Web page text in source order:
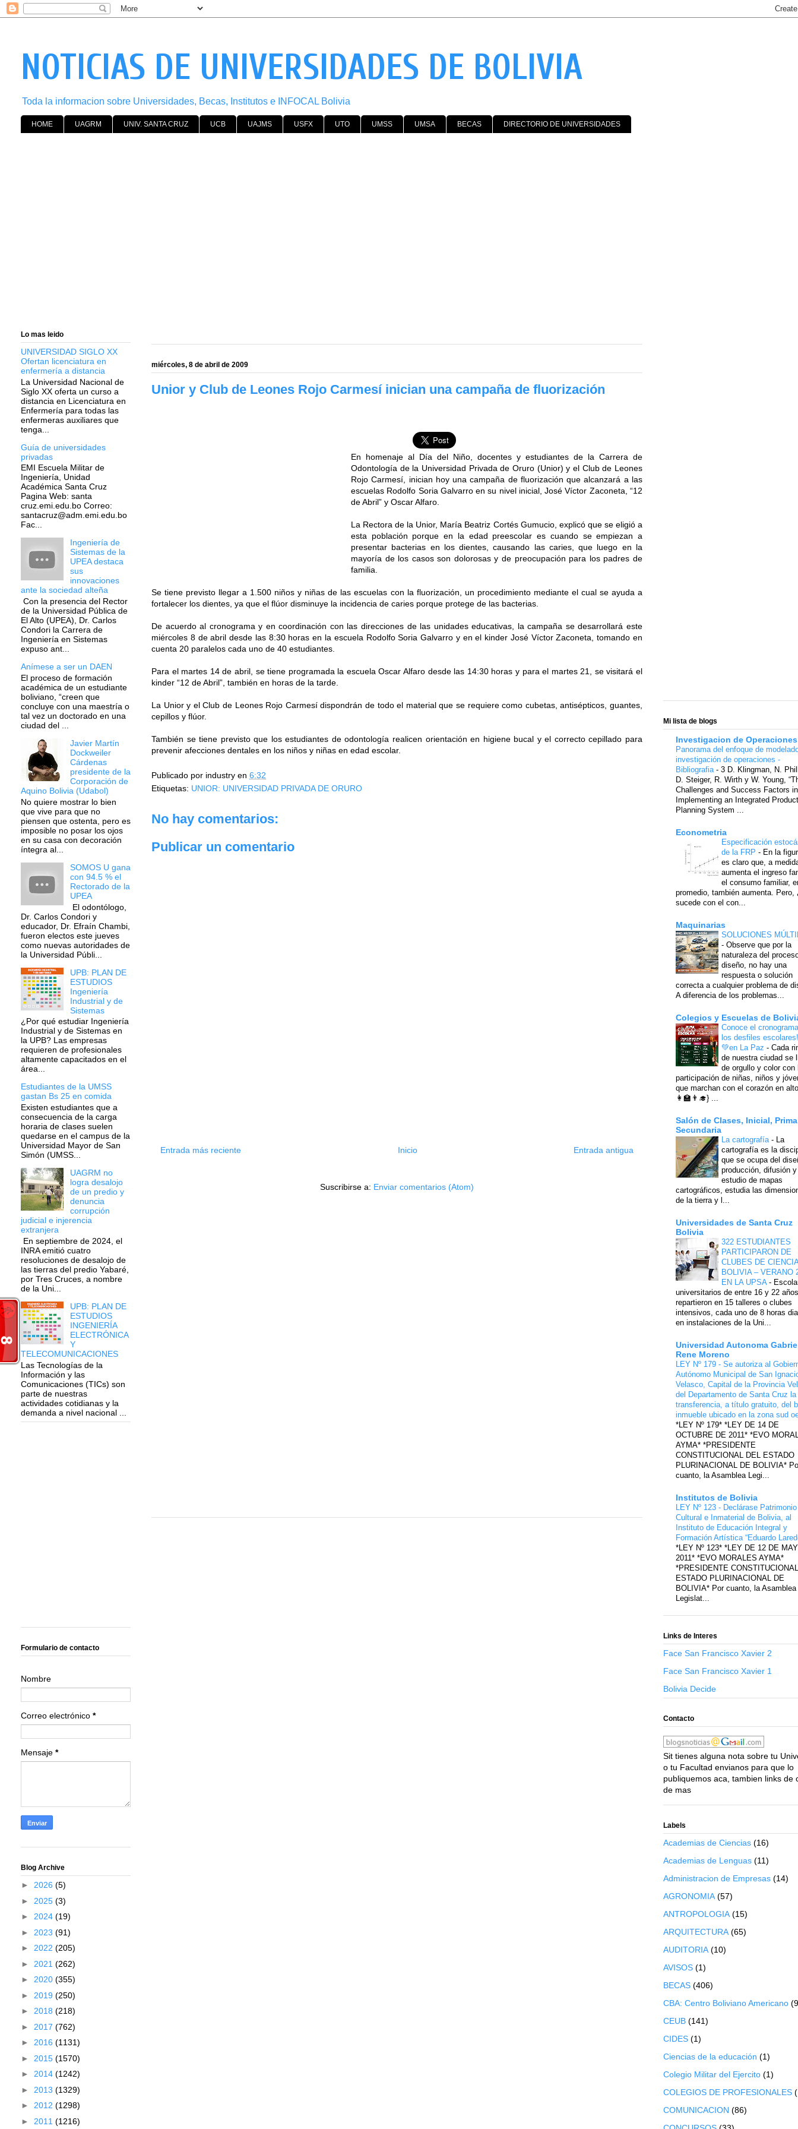
NOTICIAS DE UNIVERSIDADES DE BOLIVIA
Toda la informacion sobre Universidades, Becas, Institutos e INFOCAL Bolivia
HOME UAGRM UNIV. SANTA CRUZ UCB UAJMS USFX UTO UMSS UMSA BECAS DIRECTORIO DE UNIVERSIDADES
miércoles, 8 de abril de 2009
Unior y Club de Leones Rojo Carmesí inician una campaña de fluorización
En homenaje al Día del Niño, docentes y estudiantes de la Carrera de
Odontología de la Universidad Privada de Oruro (Unior) y el Club de Leones
Rojo Carmesí, inician hoy una campaña de fluorización que alcanzará a las
escuelas Rodolfo Soria Galvarro en su nivel inicial, José Víctor Zaconeta, “12
de Abril” y Oscar Alfaro.
La Rectora de la Unior, María Beatriz Cortés Gumucio, explicó que se eligió a
esta población porque en la edad preescolar es cuando se empiezan a
presentar bacterias en los dientes, causando las caries, que luego en la
mayoría de los casos son dolorosas y de preocupación para los padres de
familia.
Se tiene previsto llegar a 1.500 niños y niñas de las escuelas con la fluorización, un procedimiento mediante el cual se ayuda a
fortalecer los dientes, ya que el flúor disminuye la incidencia de caries porque protege de las bacterias.
De acuerdo al cronograma y en coordinación con las direcciones de las unidades educativas, la campaña se desarrollará este
miércoles 8 de abril desde las 8:30 horas en la escuela Rodolfo Soria Galvarro y en el kinder José Víctor Zaconeta, tomando en
cuenta 20 paralelos cada uno de 40 estudiantes.
Para el martes 14 de abril, se tiene programada la escuela Oscar Alfaro desde las 14:30 horas y para el martes 21, se visitará el
kinder “12 de Abril”, también en horas de la tarde.
La Unior y el Club de Leones Rojo Carmesí dispondrán de todo el material que se requiere como cubetas, antisépticos, guantes,
cepillos y flúor.
También se tiene previsto que los estudiantes de odontología realicen orientación en higiene bucal y el correcto cepillado para
prevenir afecciones dentales en los niños y niñas en edad escolar.
Publicado por industry en 6:32
Etiquetas: UNIOR: UNIVERSIDAD PRIVADA DE ORURO
No hay comentarios:
Publicar un comentario
Entrada más reciente Entrada antigua
Inicio
Suscribirse a: Enviar comentarios (Atom)
Lo mas leido
UNIVERSIDAD SIGLO XX
Ofertan licenciatura en
enfermería a distancia
La Universidad Nacional de
Siglo XX oferta un curso a
distancia en Licenciatura en
Enfermería para todas las
enfermeras auxiliares que
tenga...
Guía de universidades
privadas
EMI Escuela Militar de
Ingeniería, Unidad
Académica Santa Cruz
Pagina Web: santa
cruz.emi.edu.bo Correo:
santacruz@adm.emi.edu.bo
Fac...
Ingeniería de
Sistemas de la
UPEA destaca
sus
innovaciones
ante la sociedad alteña
Con la presencia del Rector
de la Universidad Pública de
El Alto (UPEA), Dr. Carlos
Condori la Carrera de
Ingeniería en Sistemas
expuso ant...
Anímese a ser un DAEN
El proceso de formación
académica de un estudiante
boliviano, “creen que
concluye con una maestría o
tal vez un doctorado en una
ciudad del ...
Javier Martín
Dockweiler
Cárdenas
presidente de la
Corporación de
Aquino Bolivia (Udabol)
No quiere mostrar lo bien
que vive para que no
piensen que ostenta, pero es
imposible no posar los ojos
en su casa con decoración
íntegra al...
SOMOS U gana
con 94.5 % el
Rectorado de la
UPEA
El odontólogo,
Dr. Carlos Condori y
educador, Dr. Efraín Chambi,
fueron electos este jueves
como nuevas autoridades de
la Universidad Públi...
UPB: PLAN DE
ESTUDIOS
Ingeniería
Industrial y de
Sistemas
¿Por qué estudiar Ingeniería
Industrial y de Sistemas en
la UPB? Las empresas
requieren de profesionales
altamente capacitados en el
área...
Estudiantes de la UMSS
gastan Bs 25 en comida
Existen estudiantes que a
consecuencia de la carga
horaria de clases suelen
quedarse en el campus de la
Universidad Mayor de San
Simón (UMSS...
UAGRM no
logra desalojo
de un predio y
denuncia
corrupción
judicial e injerencia
extranjera
En septiembre de 2024, el
INRA emitió cuatro
resoluciones de desalojo de
las tierras del predio Yabaré,
por Tres Cruces, a nombre
de la Uni...
UPB: PLAN DE
ESTUDIOS
INGENIERÍA
ELECTRÓNICA
Y
TELECOMUNICACIONES
Las Tecnologías de la
Información y las
Comunicaciones (TICs) son
parte de nuestras
actividades cotidianas y la
demanda a nivel nacional ...
Formulario de contacto
Nombre
Correo electrónico *
Mensaje *
Blog Archive
► 2026 (5)
► 2025 (3)
► 2024 (19)
► 2023 (91)
► 2022 (205)
► 2021 (262)
► 2020 (355)
► 2019 (250)
► 2018 (218)
► 2017 (762)
► 2016 (1131)
► 2015 (1570)
► 2014 (1242)
► 2013 (1329)
► 2012 (1298)
► 2011 (1216)
Mi lista de blogs
Investigacion de Operaciones
Panorama del enfoque de
investigación de operaciones -
Bibliografia - 3 D. Klingman, N.
D. Steiger, R. Wirth y W. Young,
Challenges and Success Factors in
Implementing an Integrated
Planning System ...
Econometria
Especificación
de la FRP - En la
es claro que, a
aumenta el ingreso
el consumo familiar,
promedio, también aumenta. Pero,
sucede con el con...
Maquinarias
SOLUCIONES
- Observe que por la
naturaleza del
diseño, no hay una
respuesta o solución
correcta a cualquier problema de
A diferencia de los problemas...
Colegios y Escuelas de
Conoce el
los desfiles
💚en La Paz - Cada
de nuestra ciudad se
de orgullo y color con
participación de niñas, niños y
que marchan con el corazón en
👩‍🏫👨‍🎓} ...
Salón de Clases, Inicial,
Secundaria
La cartografía -
La
cartografía es la
que se ocupa del
producción, difusión y
estudio de mapas
cartográficos, estudia las
de la tierra y l...
Universidades de Santa Cruz
Bolivia
322 ESTUDIANTES
PARTICIPARON DE
CLUBES DE CIENCIA
BOLIVIA – VERANO
EN LA UPSA -
universitarios de entre 16 y 22
repartieron en 15 talleres o clubes
intensivos, cada uno de 8 horas
en instalaciones de la Uni...
Universidad Autonoma
Rene Moreno
LEY Nº 179 - Se autoriza al
Autónomo Municipal de San
Velasco, Capital de la Provincia
del Departamento de Santa Cruz la
transferencia, a título gratuito, del
inmueble ubicado en la zona sud
*LEY Nº 179* *LEY DE 14 DE
OCTUBRE DE 2011* *EVO
AYMA* *PRESIDENTE
CONSTITUCIONAL DEL ESTADO
PLURINACIONAL DE BOLIVIA*
cuanto, la Asamblea Legi...
Institutos de Bolivia
LEY Nº 123 - Declárase Patrimonio
Cultural e Inmaterial de Bolivia, al
Instituto de Educación Integral y
Formación Artística “Eduardo
*LEY Nº 123* *LEY DE 12 DE
2011* *EVO MORALES AYMA*
*PRESIDENTE
ESTADO PLURINACIONAL DE
BOLIVIA* Por cuanto, la Asamblea
Legislat...
Links de Interes
Face San Francisco Xavier 2
Face San Francisco Xavier 1
Bolivia Decide
Contacto
Sit tienes alguna nota sobre tu
o tu Facultad envianos para que lo
publiquemos aca, tambien links de
de mas
Labels
Academias de Ciencias (16)
Academias de Lenguas (11)
Administracion de Empresas (14)
AGRONOMIA (57)
ANTROPOLOGIA (15)
ARQUITECTURA (65)
AUDITORIA (10)
AVISOS (1)
BECAS (406)
CBA: Centro Boliviano Americano
CEUB (141)
CIDES (1)
Ciencias de la educación (1)
Colegio Militar del Ejercito (1)
COLEGIOS DE PROFESIONALES
COMUNICACION (86)